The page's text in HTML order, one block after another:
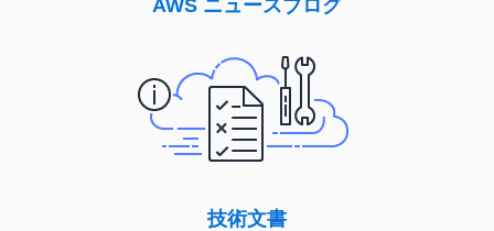
AWS ニュースブログ
技術文書